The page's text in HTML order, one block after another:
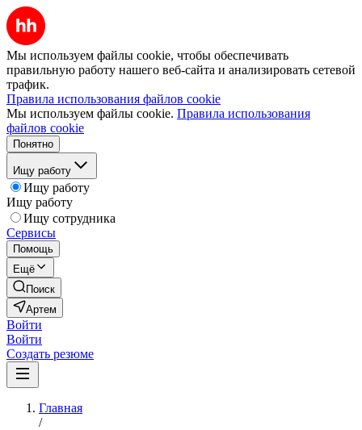
Мы используем файлы cookie, чтобы обеспечивать
правильную работу нашего веб-сайта и анализировать сетевой
трафик.
Правила использования файлов cookie
Мы используем файлы cookie. Правила использования
файлов cookie
Понятно
Ищу работу
Ищу работу
Ищу работу
Ищу сотрудника
Сервисы
Помощь
Ещё
Поиск
Артем
Войти
Войти
Создать резюме
Главная
/